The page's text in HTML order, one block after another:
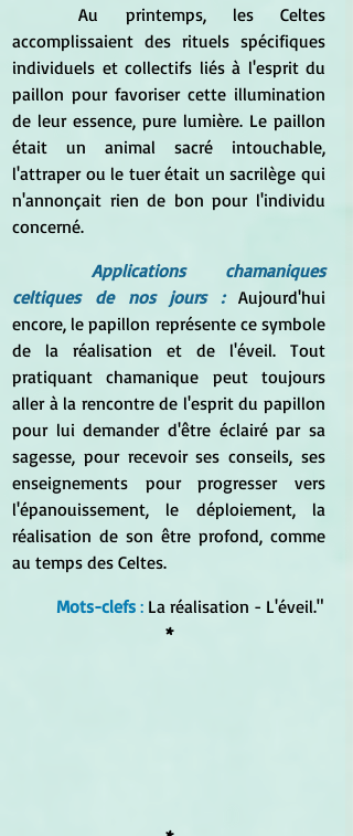
	Au printemps, les Celtes
accomplissaient des rituels spécifiques
individuels et collectifs liés à l'esprit du
paillon pour favoriser cette illumination
de leur essence, pure lumière. Le paillon
était un animal sacré intouchable,
l'attraper ou le tuer était un sacrilège qui
n'annonçait rien de bon pour l'individu
concerné.
Applications chamaniques
celtiques de nos jours : Aujourd'hui
encore, le papillon représente ce symbole
de la réalisation et de l'éveil. Tout
pratiquant chamanique peut toujours
aller à la rencontre de l'esprit du papillon
pour lui demander d'être éclairé par sa
sagesse, pour recevoir ses conseils, ses
enseignements pour progresser vers
l'épanouissement, le déploiement, la
réalisation de son être profond, comme
au temps des Celtes.
Mots-clefs : La réalisation - L'éveil."
*